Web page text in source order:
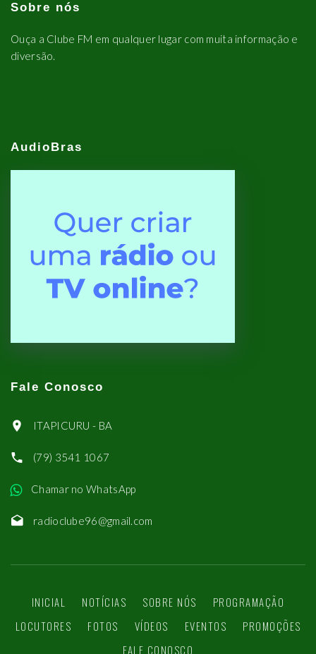
Sobre nós
Ouça a Clube FM em qualquer lugar com muita informação e
diversão.
AudioBras
Fale Conosco
ITAPICURU - BA
(79) 3541 1067
Chamar no WhatsApp
radioclube96@gmail.com
INICIAL NOTÍCIAS SOBRE NÓS
PROGRAMAÇÃO
LOCUTORES
FOTOS VÍDEOS EVENTOS
PROMOÇÕES
FALE CONOSCO